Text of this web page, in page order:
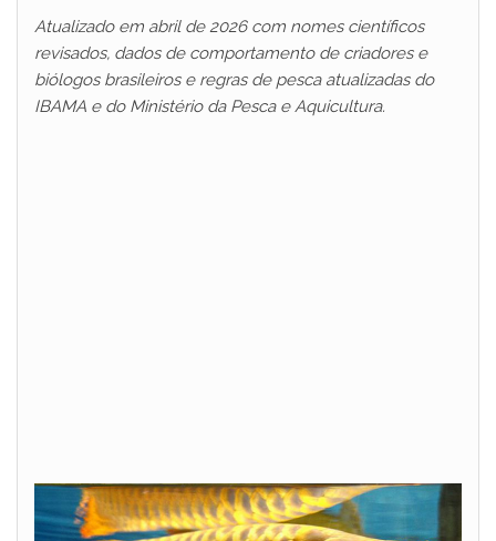
Atualizado em abril de 2026 com nomes científicos
revisados, dados de comportamento de criadores e
biólogos brasileiros e regras de pesca atualizadas do
IBAMA e do Ministério da Pesca e Aquicultura.